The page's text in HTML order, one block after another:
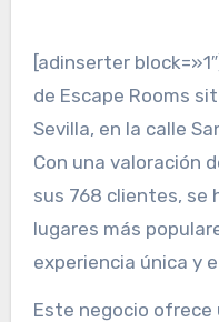
[adinserter
de Escape Rooms
Sevilla, en la calle
Con una valoración
sus 768 clientes, se
lugares más
experiencia única y
Este negocio ofrece